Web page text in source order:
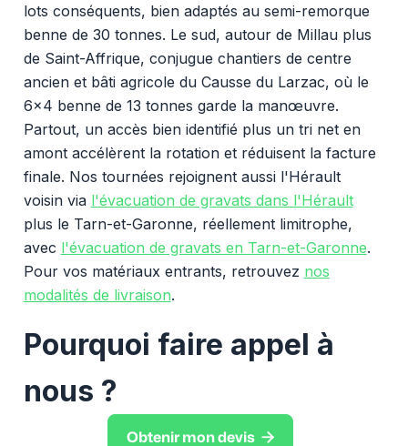
lots conséquents, bien adaptés au semi-remorque
benne de 30 tonnes. Le sud, autour de Millau plus
de Saint-Affrique, conjugue chantiers de centre
ancien et bâti agricole du Causse du Larzac, où le
6x4 benne de 13 tonnes garde la manœuvre.
Partout, un accès bien identifié plus un tri net en
amont accélèrent la rotation et réduisent la facture
finale. Nos tournées rejoignent aussi l'Hérault
voisin via l'évacuation de gravats dans l'Hérault
plus le Tarn-et-Garonne, réellement limitrophe,
avec l'évacuation de gravats en Tarn-et-Garonne.
Pour vos matériaux entrants, retrouvez nos
modalités de livraison.
Pourquoi faire appel à
nous ?
Obtenir mon devis 